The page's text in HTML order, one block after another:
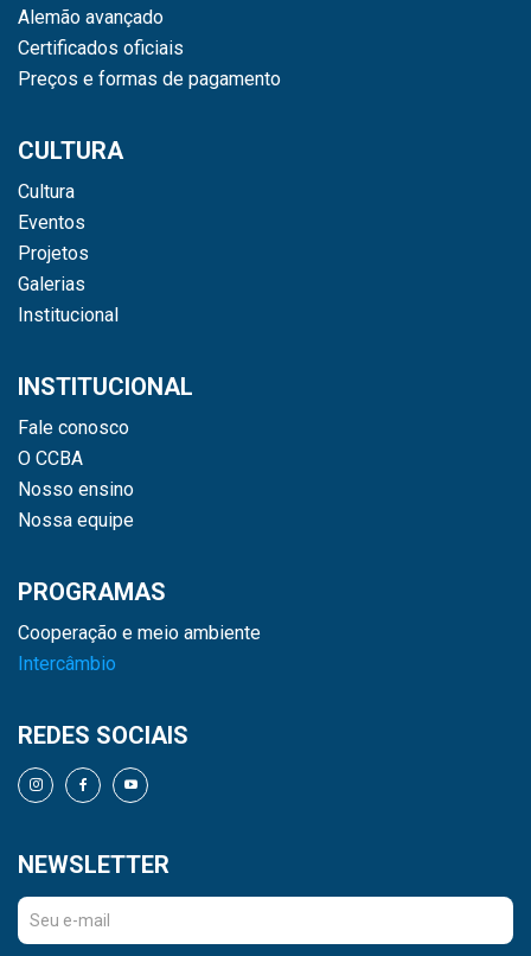
Alemão avançado
Certificados oficiais
Preços e formas de pagamento
CULTURA
Cultura
Eventos
Projetos
Galerias
Institucional
INSTITUCIONAL
Fale conosco
O CCBA
Nosso ensino
Nossa equipe
PROGRAMAS
Cooperação e meio ambiente
Intercâmbio
REDES SOCIAIS
NEWSLETTER